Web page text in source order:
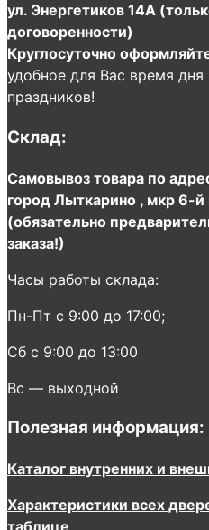
ул. Энергетиков 14А
договоренности)
Круглосуточно
удобное для Вас время
праздников!
Склад:
Самовывоз товара по
город Лыткарино , мкр 6-й
(обязательно
заказа!)
Часы работы склада:
Пн-Пт с 9:00 до 17:00;
Сб с 9:00 до 13:00
Вс — выходной
Полезная информация:
Каталог внутренних и
Характеристики всех
таблице